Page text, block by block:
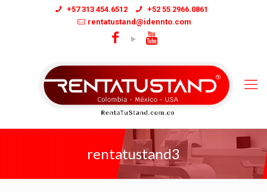
+57 313 454.6512
+52 55 2966.0861
rentatustand@idennto.com
rentatustand3